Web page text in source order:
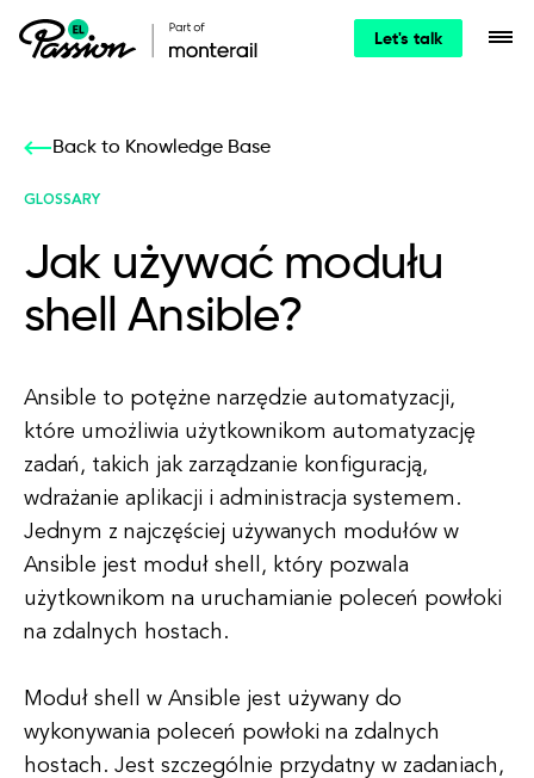
Let's talk
Back to Knowledge Base
GLOSSARY
Jak używać modułu
shell Ansible?
Ansible to potężne narzędzie automatyzacji,
które umożliwia użytkownikom automatyzację
zadań, takich jak zarządzanie konfiguracją,
wdrażanie aplikacji i administracja systemem.
Jednym z najczęściej używanych modułów w
Ansible jest moduł shell, który pozwala
użytkownikom na uruchamianie poleceń powłoki
na zdalnych hostach.
Moduł shell w Ansible jest używany do
wykonywania poleceń powłoki na zdalnych
hostach. Jest szczególnie przydatny w zadaniach,